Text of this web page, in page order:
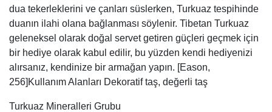
dua tekerleklerini ve çanları süslerken, Turkuaz tespihinde
duanın ilahi olana bağlanması söylenir. Tibetan Turkuaz
geleneksel olarak doğal servet getiren güçleri geçmek için
bir hediye olarak kabul edilir, bu yüzden kendi hediyenizi
alırsanız, kendinize bir armağan yapın. [Eason,
256]Kullanım Alanları Dekoratif taş, değerli taş
Turkuaz Mineralleri Grubu